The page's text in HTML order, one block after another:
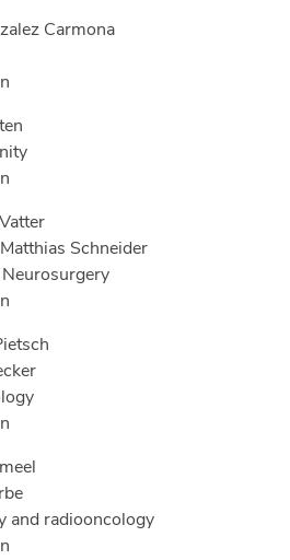
Carmona
Schneider
and radiooncology